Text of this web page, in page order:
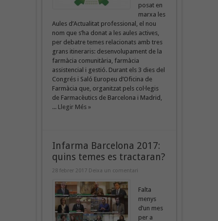
posat en
marxa les
Aules d’Actualitat professional, el nou
nom que s’ha donat a les aules actives,
per debatre temes relacionats amb tres
grans itineraris: desenvolupament de la
farmàcia comunitària, farmàcia
assistencial i gestió. Durant els 3 dies del
Congrés i Saló Europeu d’Oficina de
Farmàcia que, organitzat pels col·legis
de Farmacèutics de Barcelona i Madrid,
... Llegir Més »
Infarma Barcelona 2017:
quins temes es tractaran?
28 febrer 2017 Deixa un comentari
Falta
menys
d’un mes
per a